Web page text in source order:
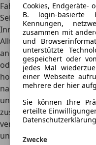
Fahrgefühl im Alltag
Seine wahren Stärken
Innenraum zeigen, hier
Alltagstauglichkeitzur
anderem als
oder als Kleinbus mit bis
hohe Zuladung bzw.
nach Ausführung bei
unterstützen den
zusätzlich. Zudem ist auf
verbaut, die immerhin
unterstützt.
Cookies, Endgeräte-
B. login-basierte
Kennungen,
zusammen mit
und
unterstützte
gespeichert oder
jedes Mal
einer Webseite
mehrere der hier
Sie können Ihre
erteilte
Zwecke